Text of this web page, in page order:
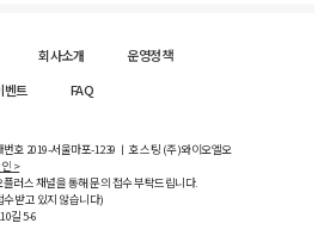
회사소개
운영정책
벤트 FAQ
호 2019-서울마포-1239 ㅣ 호스팅 (주)와이오엘오
>
러스 채널을 통해 문의 접수 부탁드립니다.
수받고 있지 않습니다)
길5-6